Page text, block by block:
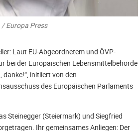
Europa Press
Laut EU-Abgeordnetem und ÖVP-
bei der Europäischen Lebensmittelbehörde
initiiert von den
des Europäischen Parlaments
Steinegger (Steiermark) und Siegfried
Ihr gemeinsames Anliegen: Der